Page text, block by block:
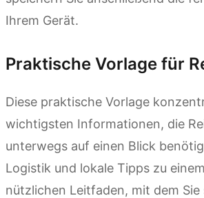
Ihrem Gerät.
Praktische Vorlage für
Diese praktische Vorlage
wichtigsten Informationen, die
unterwegs auf einen Blick
Logistik und lokale Tipps zu
nützlichen Leitfaden, mit dem Sie